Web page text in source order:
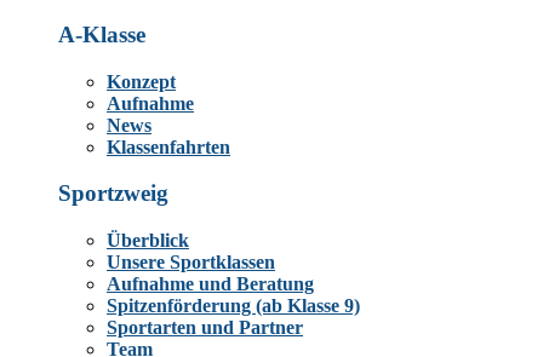
A-Klasse
Konzept
Aufnahme
News
Klassenfahrten
Sportzweig
Überblick
Unsere Sportklassen
Aufnahme und Beratung
Spitzenförderung (ab Klasse 9)
Sportarten und Partner
Team